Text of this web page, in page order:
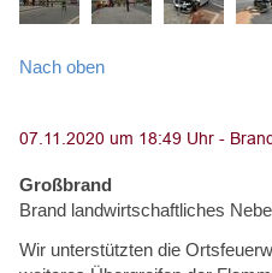
Nach oben
Großbrand
Brand landwirtschaftliches
Wir unterstützten die